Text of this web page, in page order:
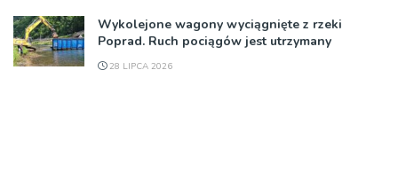
Wykolejone wagony wyciągnięte z rzeki
Poprad. Ruch pociągów jest utrzymany
28 LIPCA 2026